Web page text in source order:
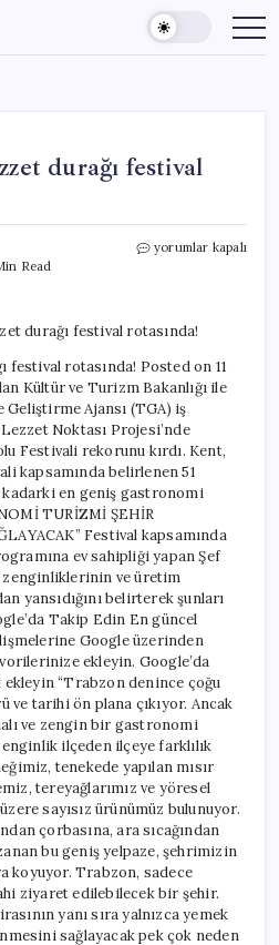
durağı festival
Read
Trabzon’un
festival
rotasında!
için
yorumlar kapalı
festival rotasında! Posted on 11
Kültür ve Turizm Bakanlığı ile
Ajansı (TGA) iş
Noktası Projesi’nde
Festivali rekorunu kırdı. Kent,
kapsamında belirlenen 51
en geniş gastronomi
TURİZMİ ŞEHİR
Festival kapsamında
ev sahipliği yapan Şef
zenginliklerinin ve üretim
yansıdığını belirterek şunları
Takip Edin En güncel
Google üzerinden
ekleyin. Google’da
“Trabzon denince çoğu
ve tarihi ön plana çıkıyor. Ancak
ve zengin bir gastronomi
ilçeden ilçeye farklılık
tenekede yapılan mısır
tereyağlarımız ve yöresel
sayısız ürünümüz bulunuyor.
çorbasına, ara sıcağından
bu geniş yelpaze, şehrimizin
koyuyor. Trabzon, sadece
ziyaret edilebilecek bir şehir.
yanı sıra yalnızca yemek
sağlayacak pek çok neden